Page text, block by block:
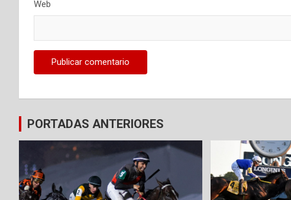
Web
PORTADAS ANTERIORES